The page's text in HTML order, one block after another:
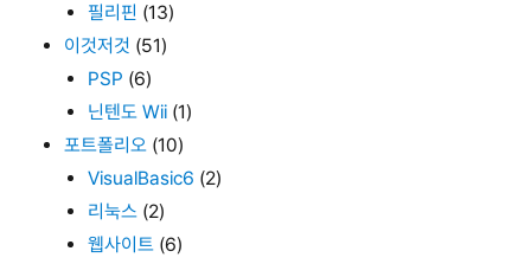
필리핀 (13)
이것저것 (51)
PSP (6)
닌텐도 Wii (1)
포트폴리오 (10)
VisualBasic6 (2)
리눅스 (2)
웹사이트 (6)